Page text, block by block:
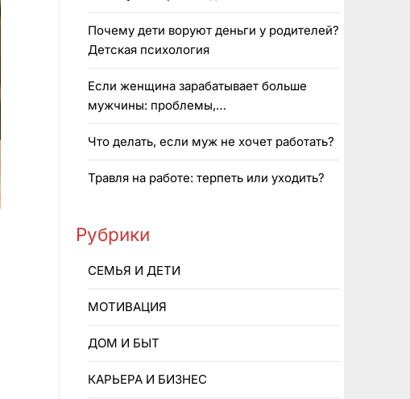
Почему дети воруют деньги у родителей?
Детская психология
Если женщина зарабатывает больше
мужчины: проблемы,…
Что делать, если муж не хочет работать?
Травля на работе: терпеть или уходить?
Рубрики
CEMЬЯ И ДETИ
MOTИBAЦИЯ
ДОМ И БЫТ
КАРЬЕРА И БИЗНЕС